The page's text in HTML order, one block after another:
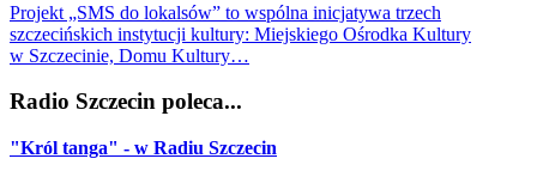
Projekt „SMS do lokalsów” to wspólna inicjatywa trzech
szczecińskich instytucji kultury: Miejskiego Ośrodka Kultury
w Szczecinie, Domu Kultury…
Radio Szczecin poleca...
"Król tanga" - w Radiu Szczecin